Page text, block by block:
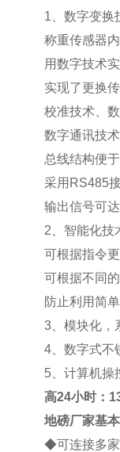
1 、数字变
称重传感器
用数字技术
实现了更换
校准技术、
数字通讯技术
总线结构便
采用 RS485
输出信号可达
2 、智能化技
可根据指令
可根据不同
防止利用简
3、模块化，
4、数字式不
5、计算机操
高24小时：
地磅厂家基
◆可连接多